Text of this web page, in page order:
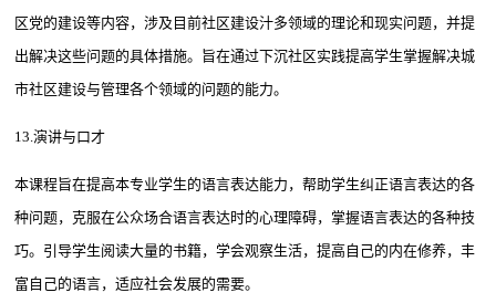
区党的建设等内容，涉及目前社区建设汁多领域的理论和现实问题，并提
出解决这些问题的具体措施。旨在通过下沉社区实践提高学生掌握解决城
市社区建设与管理各个领域的问题的能力。
13.演讲与口才
本课程旨在提高本专业学生的语言表达能力，帮助学生纠正语言表达的各
种问题，克服在公众场合语言表达时的心理障碍，掌握语言表达的各种技
巧。引导学生阅读大量的书籍，学会观察生活，提高自己的内在修养，丰
富自己的语言，适应社会发展的需要。